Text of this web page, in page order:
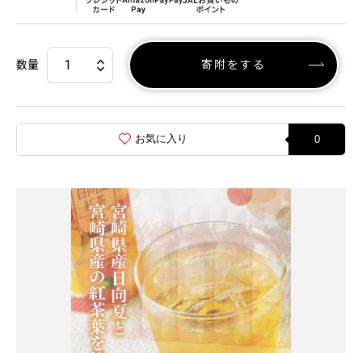
数量 寄附をする
お気に入り 0